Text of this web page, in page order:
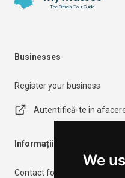
We
The Official Tour Guide
Businesses
Register your business
Autentifică-te în
Informații importante
Contact form